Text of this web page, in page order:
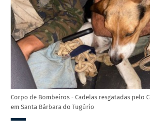
Corpo de Bombeiros - Cadelas resgatadas pelo
em Santa Bárbara do Tugúrio